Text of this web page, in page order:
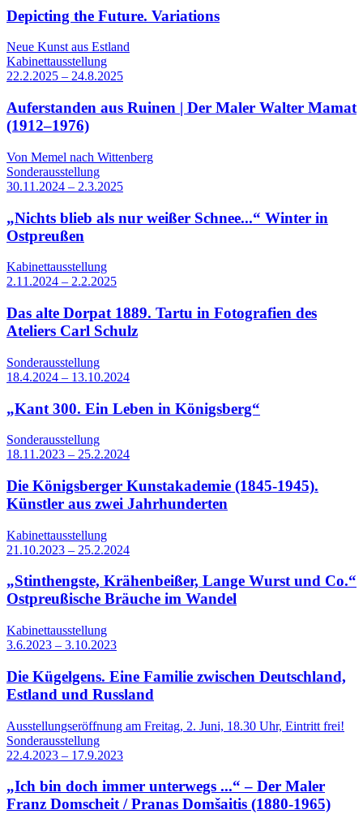
Depicting the Future. Variations
Neue Kunst aus Estland
Kabinettausstellung
22.2.2025 – 24.8.2025
Auferstanden aus Ruinen | Der Maler Walter Mamat
(1912–1976)
Von Memel nach Wittenberg
Sonderausstellung
30.11.2024 – 2.3.2025
„Nichts blieb als nur weißer Schnee...“ Winter in
Ostpreußen
Kabinettausstellung
2.11.2024 – 2.2.2025
Das alte Dorpat 1889. Tartu in Fotografien des
Ateliers Carl Schulz
Sonderausstellung
18.4.2024 – 13.10.2024
„Kant 300. Ein Leben in Königsberg“
Sonderausstellung
18.11.2023 – 25.2.2024
Die Königsberger Kunstakademie (1845-1945).
Künstler aus zwei Jahrhunderten
Kabinettausstellung
21.10.2023 – 25.2.2024
„Stinthengste, Krähenbeißer, Lange Wurst und Co.“
Ostpreußische Bräuche im Wandel
Kabinettausstellung
3.6.2023 – 3.10.2023
Die Kügelgens. Eine Familie zwischen Deutschland,
Estland und Russland
Ausstellungseröffnung am Freitag, 2. Juni, 18.30 Uhr, Eintritt frei!
Sonderausstellung
22.4.2023 – 17.9.2023
„Ich bin doch immer unterwegs ...“ – Der Maler
Franz Domscheit / Pranas Domšaitis (1880-1965)